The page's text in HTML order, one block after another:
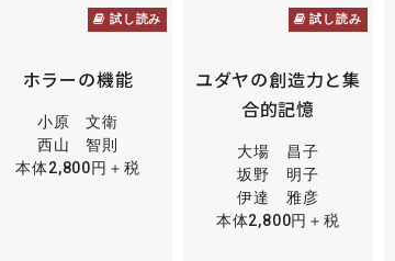
試し読み
ホラーの機能
小原 文衛
西山 智則
本体2,800円＋税
試し読み
ユダヤの創造力と集
合的記憶
大場 昌子
坂野 明子
伊達 雅彦
本体2,800円＋税